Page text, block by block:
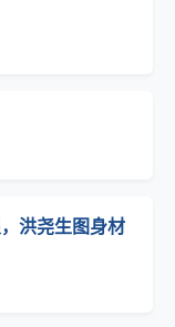
洪尧生图身材